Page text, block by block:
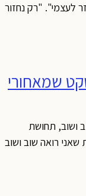
לעצמי". "רק נחזור
שמאחורי
ושוב, תחושת
רואה שוב ושוב